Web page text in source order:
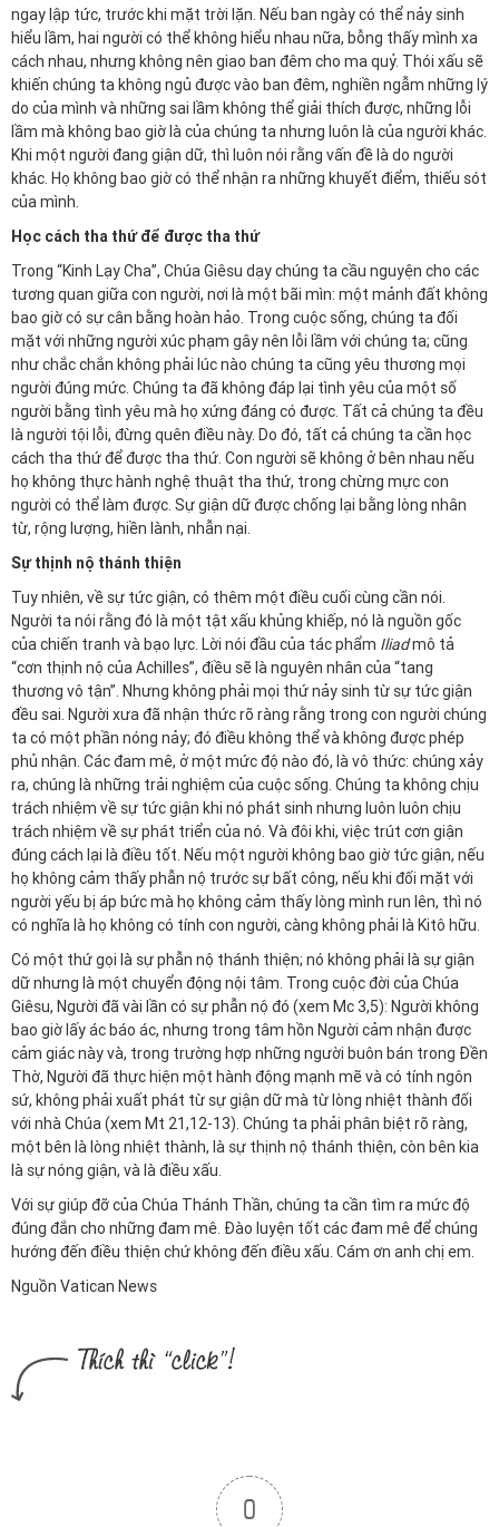
ngay lập tức, trước khi mặt trời lặn. Nếu ban ngày có thể nảy sinh
hiểu lầm, hai người có thể không hiểu nhau nữa, bỗng thấy mình xa
cách nhau, nhưng không nên giao ban đêm cho ma quỷ. Thói xấu sẽ
khiến chúng ta không ngủ được vào ban đêm, nghiền ngẫm những lý
do của mình và những sai lầm không thể giải thích được, những lỗi
lầm mà không bao giờ là của chúng ta nhưng luôn là của người khác.
Khi một người đang giận dữ, thì luôn nói rằng vấn đề là do người
khác. Họ không bao giờ có thể nhận ra những khuyết điểm, thiếu sót
của mình.
Học cách tha thứ để được tha thứ
Trong “Kinh Lạy Cha”, Chúa Giêsu dạy chúng ta cầu nguyện cho các
tương quan giữa con người, nơi là một bãi mìn: một mảnh đất không
bao giờ có sự cân bằng hoàn hảo. Trong cuộc sống, chúng ta đối
mặt với những người xúc phạm gây nên lỗi lầm với chúng ta; cũng
như chắc chắn không phải lúc nào chúng ta cũng yêu thương mọi
người đúng mức. Chúng ta đã không đáp lại tình yêu của một số
người bằng tình yêu mà họ xứng đáng có được. Tất cả chúng ta đều
là người tội lỗi, đừng quên điều này. Do đó, tất cả chúng ta cần học
cách tha thứ để được tha thứ. Con người sẽ không ở bên nhau nếu
họ không thực hành nghệ thuật tha thứ, trong chừng mực con
người có thể làm được. Sự giận dữ được chống lại bằng lòng nhân
từ, rộng lượng, hiền lành, nhẫn nại.
Sự thịnh nộ thánh thiện
Tuy nhiên, về sự tức giận, có thêm một điều cuối cùng cần nói.
Người ta nói rằng đó là một tật xấu khủng khiếp, nó là nguồn gốc
của chiến tranh và bạo lực. Lời nói đầu của tác phẩm Iliadmô tả
“cơn thịnh nộ của Achilles”, điều sẽ là nguyên nhân của “tang
thương vô tận”. Nhưng không phải mọi thứ nảy sinh từ sự tức giận
đều sai. Người xưa đã nhận thức rõ ràng rằng trong con người chúng
ta có một phần nóng nảy; đó điều không thể và không được phép
phủ nhận. Các đam mê, ở một mức độ nào đó, là vô thức: chúng xảy
ra, chúng là những trải nghiệm của cuộc sống. Chúng ta không chịu
trách nhiệm về sự tức giận khi nó phát sinh nhưng luôn luôn chịu
trách nhiệm về sự phát triển của nó. Và đôi khi, việc trút cơn giận
đúng cách lại là điều tốt. Nếu một người không bao giờ tức giận, nếu
họ không cảm thấy phẫn nộ trước sự bất công, nếu khi đối mặt với
người yếu bị áp bức mà họ không cảm thấy lòng mình run lên, thì nó
có nghĩa là họ không có tính con người, càng không phải là Kitô hữu.
Có một thứ gọi là sự phẫn nộ thánh thiện; nó không phải là sự giận
dữ nhưng là một chuyển động nội tâm. Trong cuộc đời của Chúa
Giêsu, Người đã vài lần có sự phẫn nộ đó (xem Mc 3,5): Người không
bao giờ lấy ác báo ác, nhưng trong tâm hồn Người cảm nhận được
cảm giác này và, trong trường hợp những người buôn bán trong Đền
Thờ, Người đã thực hiện một hành động mạnh mẽ và có tính ngôn
sứ, không phải xuất phát từ sự giận dữ mà từ lòng nhiệt thành đối
với nhà Chúa (xem Mt 21,12-13). Chúng ta phải phân biệt rõ ràng,
một bên là lòng nhiệt thành, là sự thịnh nộ thánh thiện, còn bên kia
là sự nóng giận, và là điều xấu.
Với sự giúp đỡ của Chúa Thánh Thần, chúng ta cần tìm ra mức độ
đúng đắn cho những đam mê. Đào luyện tốt các đam mê để chúng
hướng đến điều thiện chứ không đến điều xấu. Cám ơn anh chị em.
Nguồn Vatican News
0